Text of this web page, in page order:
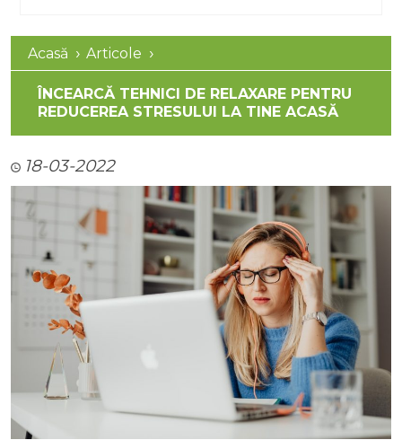
Acasă Articole
ÎNCEARCĂ TEHNICI DE RELAXARE PENTRU
REDUCEREA STRESULUI LA TINE ACASĂ
18-03-2022